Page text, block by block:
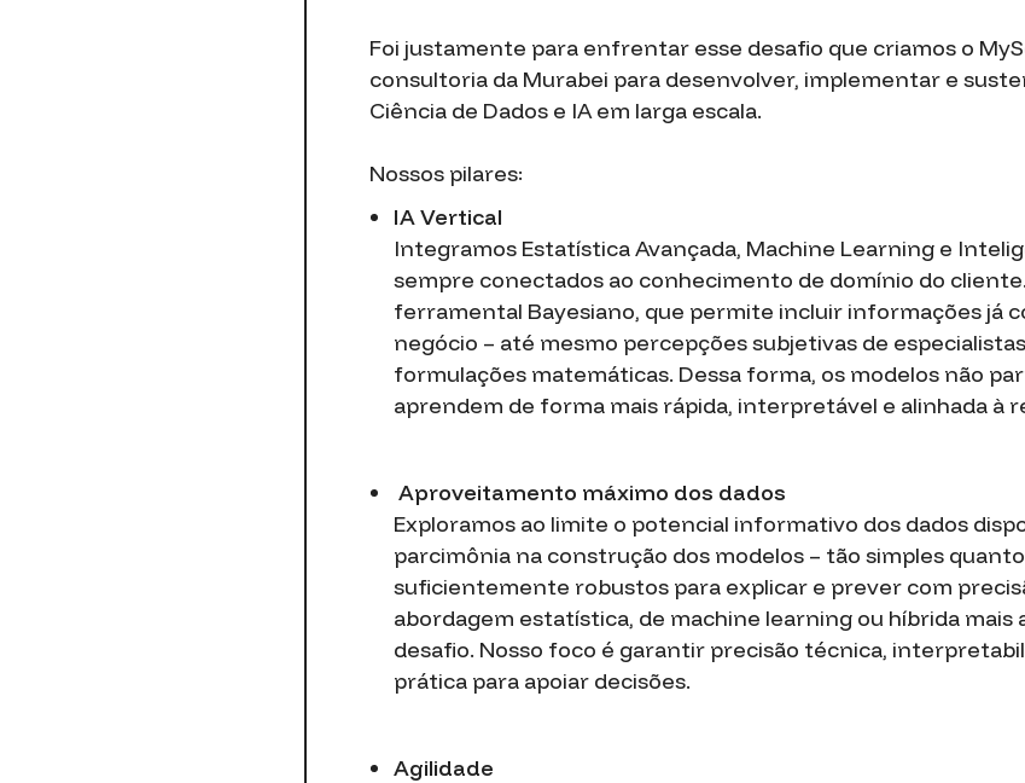
Foi justamente para enfrentar esse desafio que criamos o
consultoria da Murabei para desenvolver, implementar e
Ciência de Dados e IA em larga escala.
Nossos pilares:
IA Vertical
Integramos Estatística Avançada, Machine Learning e
sempre conectados ao conhecimento de domínio do
ferramental Bayesiano, que permite incluir informações já
negócio – até mesmo percepções subjetivas de
formulações matemáticas. Dessa forma, os modelos não
aprendem de forma mais rápida, interpretável e alinhada à
Aproveitamento máximo dos dados
Exploramos ao limite o potencial informativo dos dados
parcimônia na construção dos modelos – tão simples
suficientemente robustos para explicar e prever com
abordagem estatística, de machine learning ou híbrida mais
desafio. Nosso foco é garantir precisão técnica,
prática para apoiar decisões.
Agilidade